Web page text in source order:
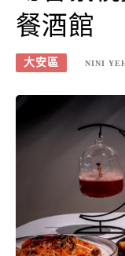
餐酒館
大安區 NINI